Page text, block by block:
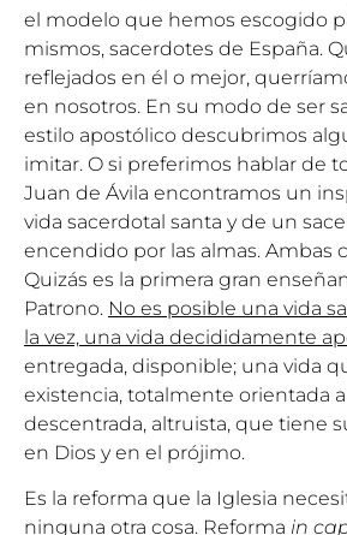
el modelo que hemos escogido
mismos, sacerdotes de España.
reflejados en él o mejor,
en nosotros. En su modo de ser
estilo apostólico descubrimos
imitar. O si preferimos hablar de
Juan de Ávila encontramos un
vida sacerdotal santa y de un
encendido por las almas. Ambas
Quizás es la primera gran
Patrono. No es posible una vida
la vez, una vida decididamente
entregada, disponible; una vida
existencia, totalmente orientada
descentrada, altruista, que tiene
en Dios y en el prójimo.
Es la reforma que la Iglesia
ninguna otra cosa. Reforma in